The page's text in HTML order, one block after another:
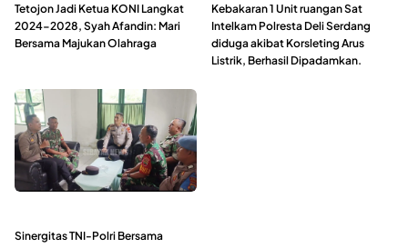
Tetojon Jadi Ketua KONI Langkat
2024-2028, Syah Afandin: Mari
Bersama Majukan Olahraga
Kebakaran 1 Unit ruangan Sat
Intelkam Polresta Deli Serdang
diduga akibat Korsleting Arus
Listrik, Berhasil Dipadamkan.
Sinergitas TNI-Polri Bersama